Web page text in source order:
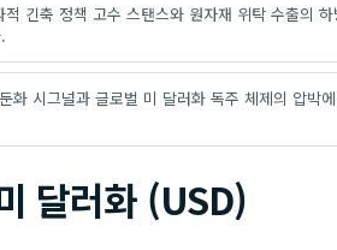
적 긴축 정책 고수 스탠스와 원자재 위탁 수출의
화 시그널과 글로벌 미 달러화 독주 체제의 압박
달러화 (USD)